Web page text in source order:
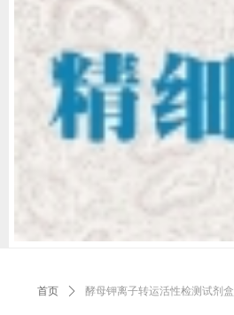
首页 ꄲ 酵母钾离子转运活性检测试剂盒